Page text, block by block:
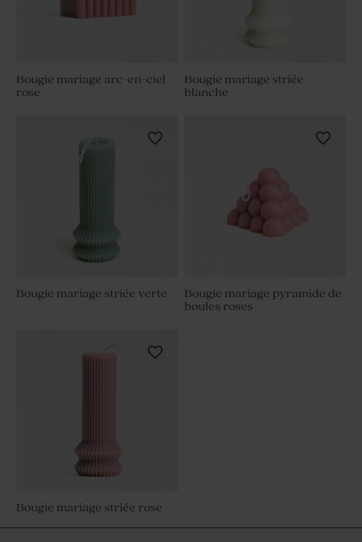
Bougie mariage arc-en-ciel
rose
Bougie mariage striée
blanche
Bougie mariage striée verte
Bougie mariage pyramide de
boules roses
Bougie mariage striée rose